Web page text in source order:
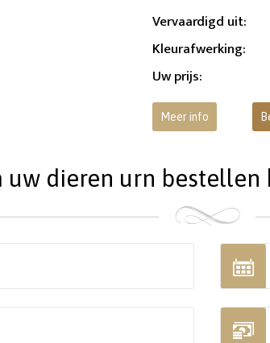
Vervaardigd uit:
Kleurafwerking:
Uw prijs:
Meer info
uw dieren urn